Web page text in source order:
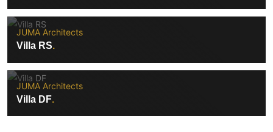
JUMA Architects
Villa RS
JUMA Architects
Villa DF